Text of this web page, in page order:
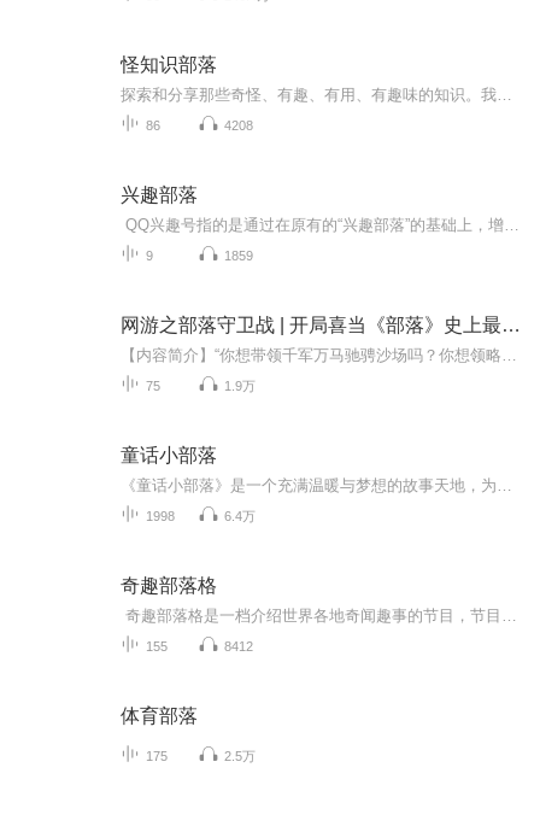
怪知识部落
86 4208
兴趣部落
9 1859
网游之部落守卫战 | 开局喜当《部落》史上最惨酋长
75 1.9万
童话小部落
1998 6.4万
奇趣部落格
155 8412
体育部落
175 2.5万